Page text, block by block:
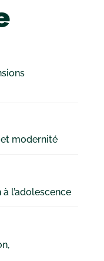
modernité
l’adolescence